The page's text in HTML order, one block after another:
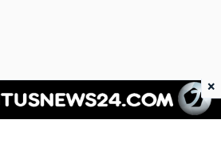
Juventus News 24
×